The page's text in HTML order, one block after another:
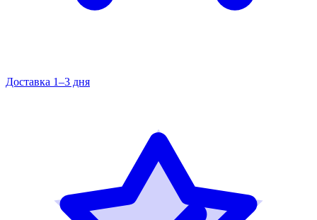
Доставка 1–3 дня